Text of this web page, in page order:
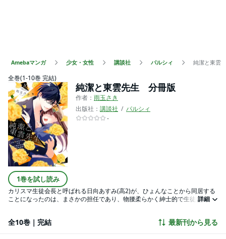
Amebaマンガ 少女・女性 講談社 パルシィ 純潔と東雲
全巻(1-10巻 完結)
1巻を試し読み
純潔と東雲先生 分冊版
作者： 雨玉さき
出版社： 講談社
パルシィ
-
カリスマ生徒会長と呼ばれる日向あすみ(高2)が、ひょんなことから同居する
ことになったのは、まさかの担任であり、物腰柔らかく紳士的で生徒想いな
元総長教師×純潔生徒会長の、危険すぎる刺激的同居ラブ!! 第1話「大事な預
詳細
全10巻｜完結 最新刊から見る